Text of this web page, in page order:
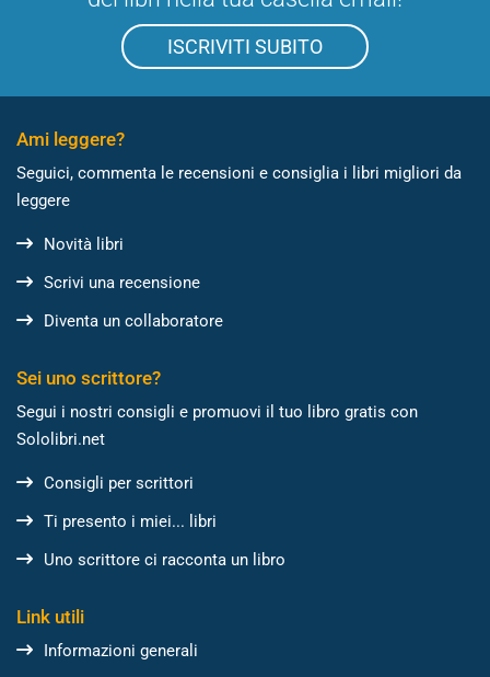
ISCRIVITI SUBITO
Ami leggere?
Seguici, commenta le recensioni e consiglia i libri migliori da
leggere
Novità libri
Scrivi una recensione
Diventa un collaboratore
Sei uno scrittore?
Segui i nostri consigli e promuovi il tuo libro gratis con
Sololibri.net
Consigli per scrittori
Ti presento i miei... libri
Uno scrittore ci racconta un libro
Link utili
Informazioni generali